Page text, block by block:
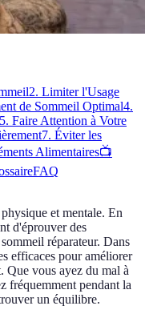
2. Limiter l'Usage
de Sommeil Optimal4.
5. Faire Attention à Votre
7. Éviter les
Alimentaires📺
FAQ
et mentale. En
d'éprouver des
réparateur. Dans
efficaces pour améliorer
Que vous ayez du mal à
fréquemment pendant la
un équilibre.